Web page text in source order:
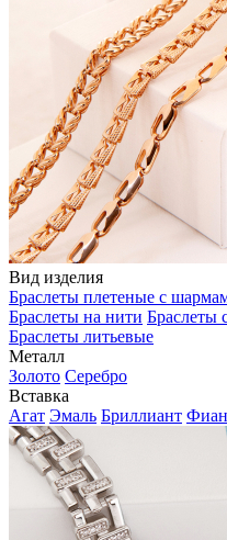
Вид изделия
Браслеты плетеные с
Браслеты на нити Браслеты
Браслеты литьевые
Металл
Золото Серебро
Вставка
Агат Эмаль Бриллиант